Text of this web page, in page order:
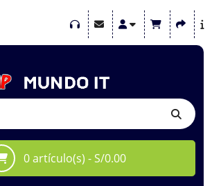
0 artículo(s) - S/0.00